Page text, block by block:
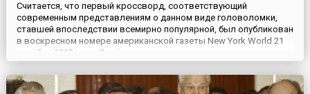
Считается, что первый кроссворд, соответствующий
современным представлениям о данном виде головоломки,
ставшей впоследствии всемирно популярной, был опубликован
в воскресном номере американской газеты New York World 21
декабря 1913 года. Своё название эта головоломка получила от
принципа построения, который заключался в необходимости
заполнить буквами пустые клетки, выстроенные в линии и
перес...